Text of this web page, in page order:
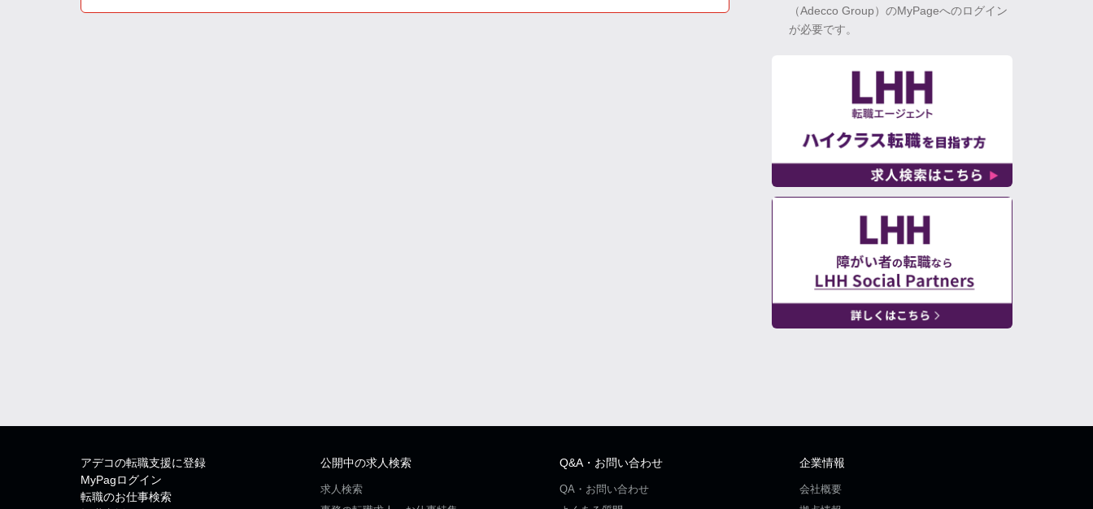
（Adecco Group）のMyPageへのログイン
が必要です。
アデコの転職支援に登録
MyPagログイン
転職のお仕事検索
公開中の求人検索
求人検索
Q&A・お問い合わせ
QA・お問い合わせ
企業情報
会社概要